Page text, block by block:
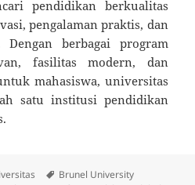
pendidikan berkualitas
pengalaman praktis, dan
berbagai program
fasilitas modern, dan
mahasiswa, universitas
satu institusi pendidikan
Tags
Brunel University